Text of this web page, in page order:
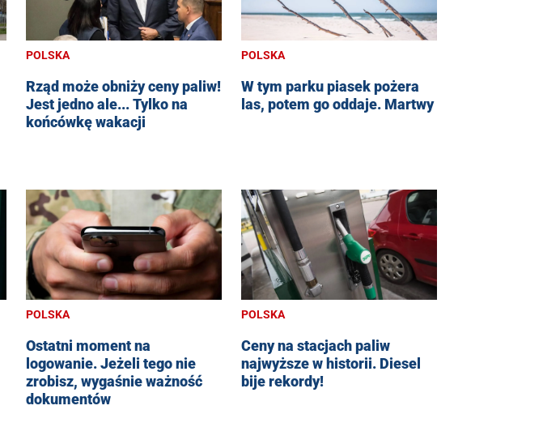
POLSKA
Rząd może obniży ceny paliw!
Jest jedno ale... Tylko na
końcówkę wakacji
POLSKA
W tym parku piasek pożera
las, potem go oddaje. Martwy
POLSKA
Ostatni moment na
logowanie. Jeżeli tego nie
zrobisz, wygaśnie ważność
dokumentów
POLSKA
Ceny na stacjach paliw
najwyższe w historii. Diesel
bije rekordy!